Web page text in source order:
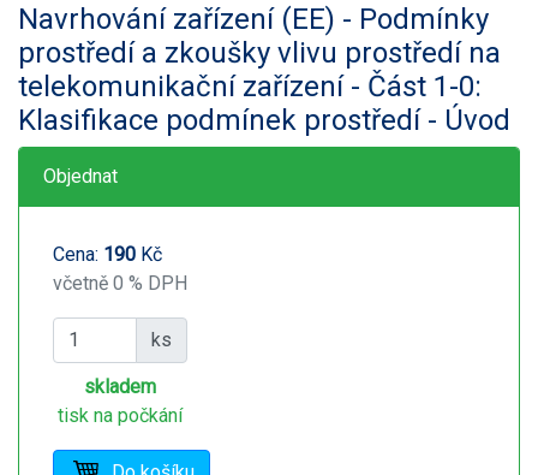
Navrhování zařízení (EE) - Podmínky
prostředí a zkoušky vlivu prostředí na
telekomunikační zařízení - Část 1-0:
Klasifikace podmínek prostředí - Úvod
Objednat
Cena: 190 Kč
včetně 0 % DPH
ks
skladem
tisk na počkání